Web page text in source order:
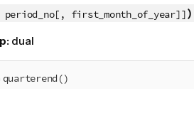
first_month_of_year]])
dual
quarterend()